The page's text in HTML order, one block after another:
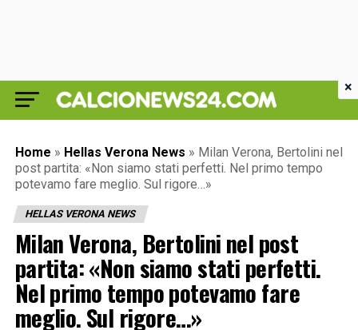
Home » Hellas Verona News » Milan Verona, Bertolini nel
post partita: «Non siamo stati perfetti. Nel primo tempo
potevamo fare meglio. Sul rigore…»
HELLAS VERONA NEWS
Milan Verona, Bertolini nel post
partita: «Non siamo stati perfetti.
Nel primo tempo potevamo fare
meglio. Sul rigore…»
×